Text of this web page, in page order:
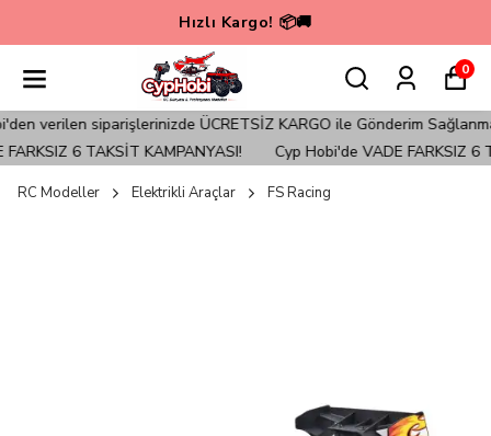
🚀💳 Cyp Hobi'de VADE FARKSIZ 6 TAKSİT KAMPANYASI💳
0
ÜCRETSİZ KARGO ile Gönderim Sağlanmaktadır!
6 TAKSİT KAMPANYASI!
Cyp Hobi'de VADE FARKSIZ 6 TAKSİT
RC Modeller Elektrikli Araçlar FS Racing